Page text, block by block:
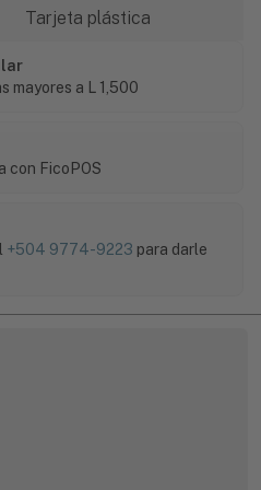
Tarjeta plástica
mayores a L 1,500
con FicoPOS
+504 9774-9223 para darle